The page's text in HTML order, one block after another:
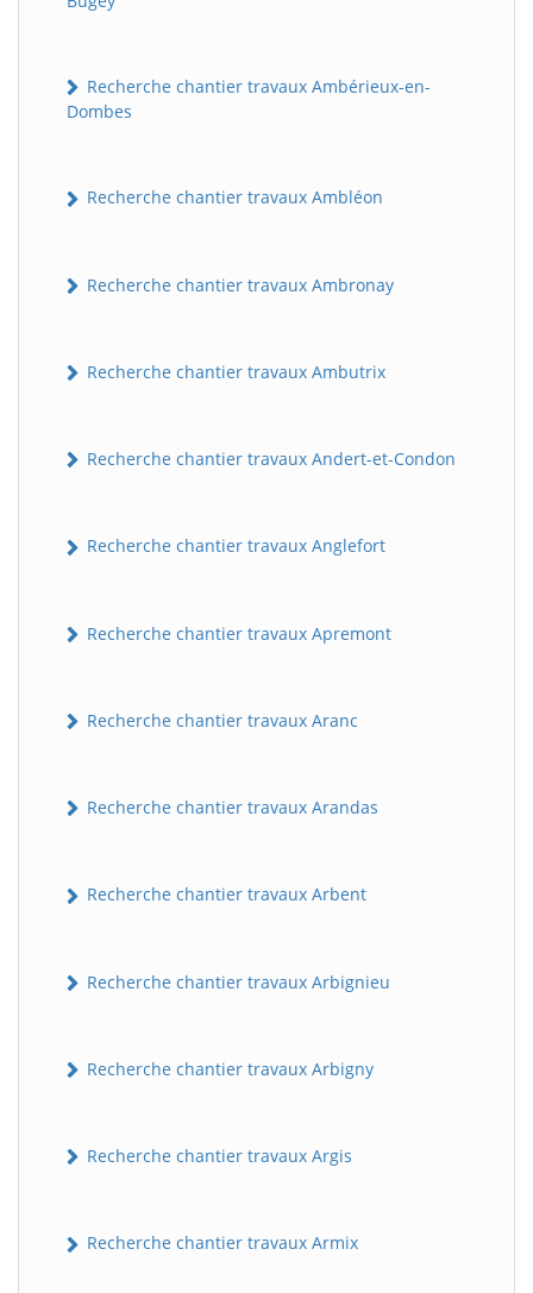
Recherche chantier travaux Ambérieux-en-
Dombes
Recherche chantier travaux Ambléon
Recherche chantier travaux Ambronay
Recherche chantier travaux Ambutrix
Recherche chantier travaux Andert-et-Condon
Recherche chantier travaux Anglefort
Recherche chantier travaux Apremont
Recherche chantier travaux Aranc
Recherche chantier travaux Arandas
Recherche chantier travaux Arbent
Recherche chantier travaux Arbignieu
Recherche chantier travaux Arbigny
Recherche chantier travaux Argis
Recherche chantier travaux Armix